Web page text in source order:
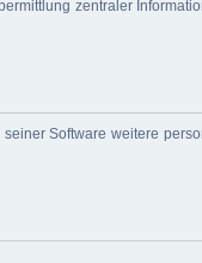
zentraler
Software weitere